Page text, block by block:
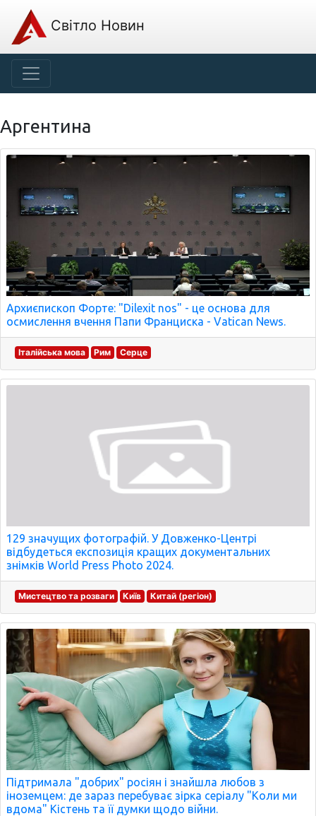
Світло Новин
Аргентина
Архиєпископ Форте: "Dilexit nos" - це основа для
осмислення вчення Папи Франциска - Vatican News.
Італійська мова Рим Серце
129 значущих фотографій. У Довженко-Центрі
відбудеться експозиція кращих документальних
знімків World Press Photo 2024.
Мистецтво та розваги Київ Китай (регіон)
Підтримала "добрих" росіян і знайшла любов з
іноземцем: де зараз перебуває зірка серіалу "Коли ми
вдома" Кістень та її думки щодо війни.